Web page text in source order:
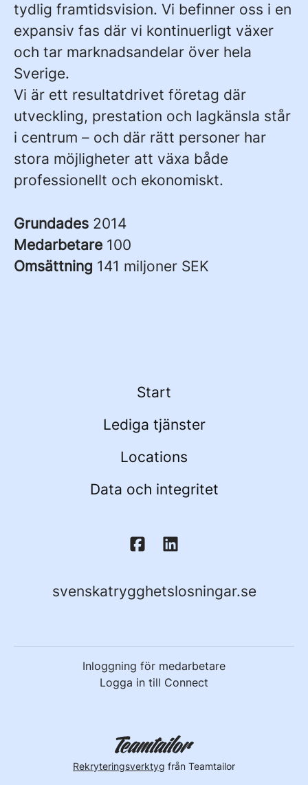
tydlig framtidsvision. Vi befinner oss i en
expansiv fas där vi kontinuerligt växer
och tar marknadsandelar över hela
Sverige.
Vi är ett resultatdrivet företag där
utveckling, prestation och lagkänsla står
i centrum – och där rätt personer har
stora möjligheter att växa både
professionellt och ekonomiskt.
Grundades 2014
Medarbetare 100
Omsättning 141 miljoner SEK
Start
Lediga tjänster
Locations
Data och integritet
svenskatrygghetslosningar.se
Inloggning för medarbetare
Logga in till Connect
Rekryteringsverktyg från Teamtailor